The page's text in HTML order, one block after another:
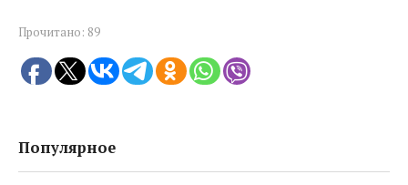
Прочитано: 89
Популярное